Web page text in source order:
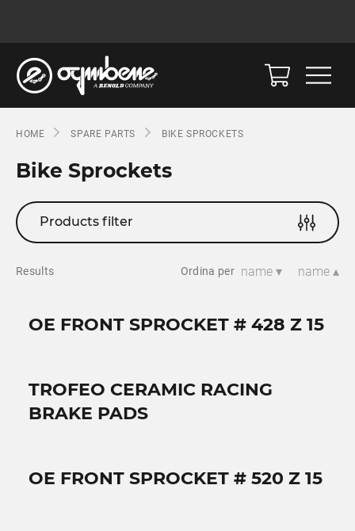
HOME SPARE PARTS BIKE SPROCKETS
Bike Sprockets
Products filter
Results Ordina per name ▾ name ▴
OE FRONT SPROCKET # 428 Z 15
TROFEO CERAMIC RACING
BRAKE PADS
OE FRONT SPROCKET # 520 Z 15